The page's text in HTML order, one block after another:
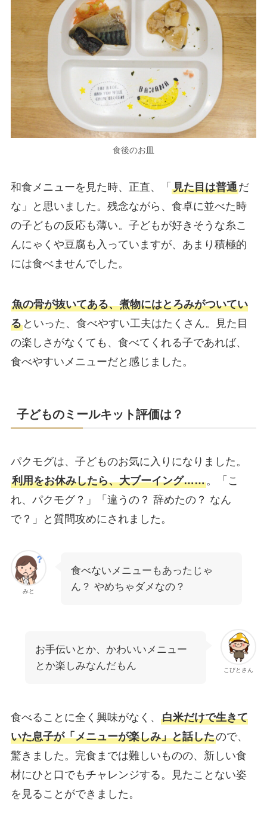
食後のお皿
和食メニューを見た時、正直、「 見た目は普通だ
な」と思いました。残念ながら、食卓に並べた時
の子どもの反応も薄い。子どもが好きそうな糸こ
んにゃくや豆腐も入っていますが、あまり積極的
には食べませんでした。
魚の骨が抜いてある、煮物にはとろみがついてい
るといった、食べやすい工夫はたくさん。見た目
の楽しさがなくても、食べてくれる子であれば、
食べやすいメニューだと感じました。
子どものミールキット評価は？
パクモグは、子どものお気に入りになりました。
利用をお休みしたら、大ブーイング……。「こ
れ、パクモグ？」「違うの？ 辞めたの？ なん
で？」と質問攻めにされました。
みと
食べないメニューもあったじゃ
ん？ やめちゃダメなの？
こびとさん
お手伝いとか、かわいいメニュー
とか楽しみなんだもん
食べることに全く興味がなく、 白米だけで生きて
いた息子が「メニューが楽しみ」と話したので、
驚きました。完食までは難しいものの、新しい食
材にひと口でもチャレンジする。見たことない姿
を見ることができました。